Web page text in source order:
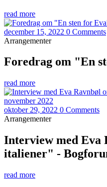
read more
december 15, 2022 0 Comments
Arrangementer
Foredrag om "En
read more
oktober 29, 2022 0 Comments
Arrangementer
Interview med Eva
italiener" -
read more